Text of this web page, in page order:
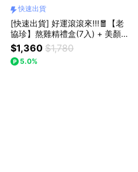
快速出貨
[快速出貨] 好運滾滾來!!!🧧【老
協珍】熬雞精禮盒(7入) + 美顏
飲(6入)
$1,360 $1,780
5.0%